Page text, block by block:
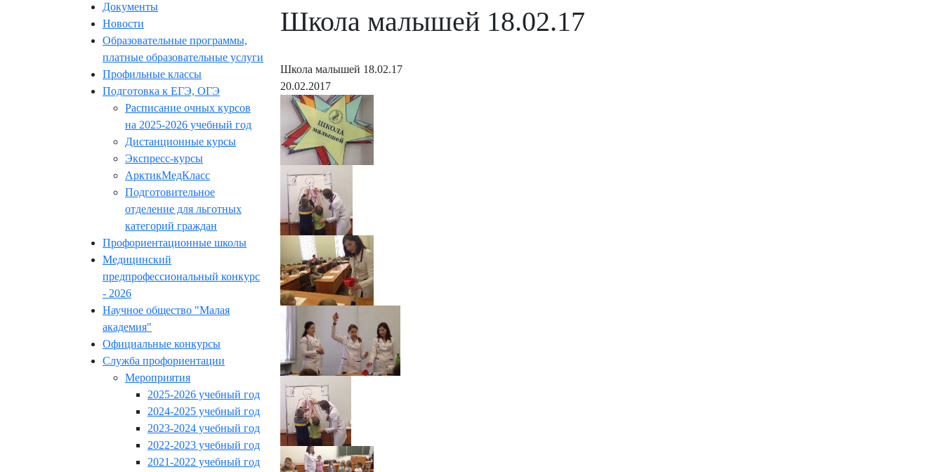
Документы
Новости
Образовательные программы,
платные образовательные услуги
Профильные классы
Подготовка к ЕГЭ, ОГЭ
Расписание очных курсов
на 2025-2026 учебный год
Дистанционные курсы
Экспресс-курсы
АрктикМедКласс
Подготовительное
отделение для льготных
категорий граждан
Профориентационные школы
Медицинский
предпрофессиональный конкурс
- 2026
Научное общество "Малая
академия"
Официальные конкурсы
Служба профориентации
Мероприятия
2025-2026 учебный год
2024-2025 учебный год
2023-2024 учебный год
2022-2023 учебный год
2021-2022 учебный год
Школа малышей 18.02.17
Школа малышей 18.02.17
20.02.2017